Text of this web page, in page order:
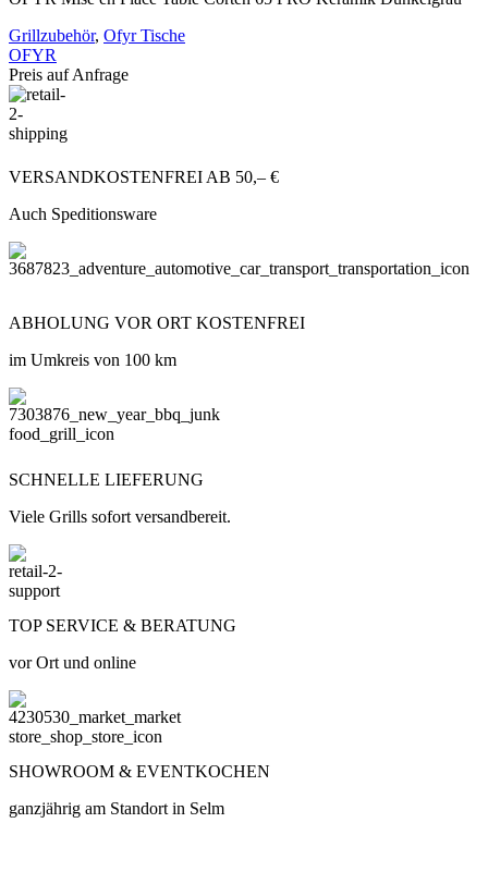
Grillzubehör, Ofyr Tische
OFYR
Preis auf Anfrage
VERSANDKOSTENFREI AB 50,– €
Auch Speditionsware
ABHOLUNG VOR ORT KOSTENFREI
im Umkreis von 100 km
SCHNELLE LIEFERUNG
Viele Grills sofort versandbereit.
TOP SERVICE & BERATUNG
vor Ort und online
SHOWROOM & EVENTKOCHEN
ganzjährig am Standort in Selm